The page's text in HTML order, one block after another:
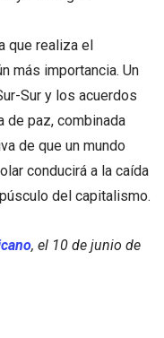
que realiza el
más importancia. Un
Sur y los acuerdos
de paz, combinada
de que un mundo
conducirá a la caída
del capitalismo.
, el 10 de junio de